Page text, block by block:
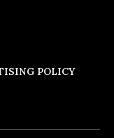
POLICY